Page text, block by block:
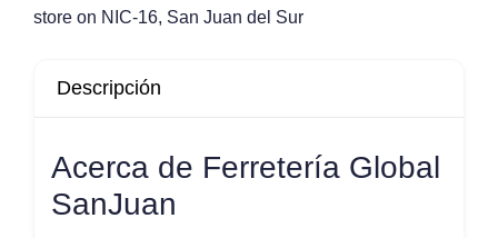
Descripción
Acerca de Ferretería Global
SanJuan